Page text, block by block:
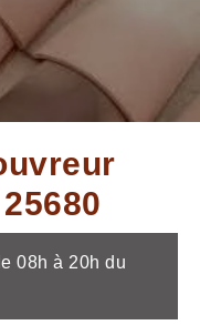
08h à 20h du